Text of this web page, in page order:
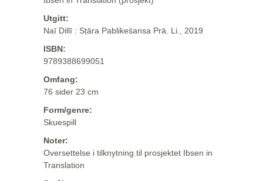
Utgitt:
Naī Dillī : Sṭāra Pablikeśansa Prā. Li., 2019
ISBN:
9789388699051
Omfang:
76 sider 23 cm
Form/genre:
Skuespill
Noter:
Oversettelse i tilknytning til prosjektet Ibsen in
Translation